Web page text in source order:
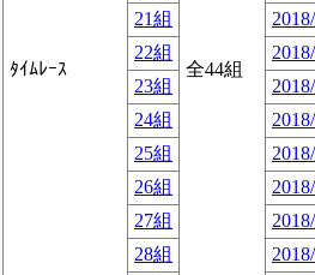
ﾀｲﾑﾚｰｽ 全44組
21組
22組
23組
24組
25組
26組
27組
28組